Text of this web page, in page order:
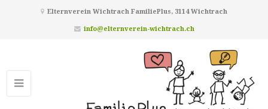
Elternverein Wichtrach FamiliePlus, 3114 Wichtrach
info@elternverein-wichtrach.ch